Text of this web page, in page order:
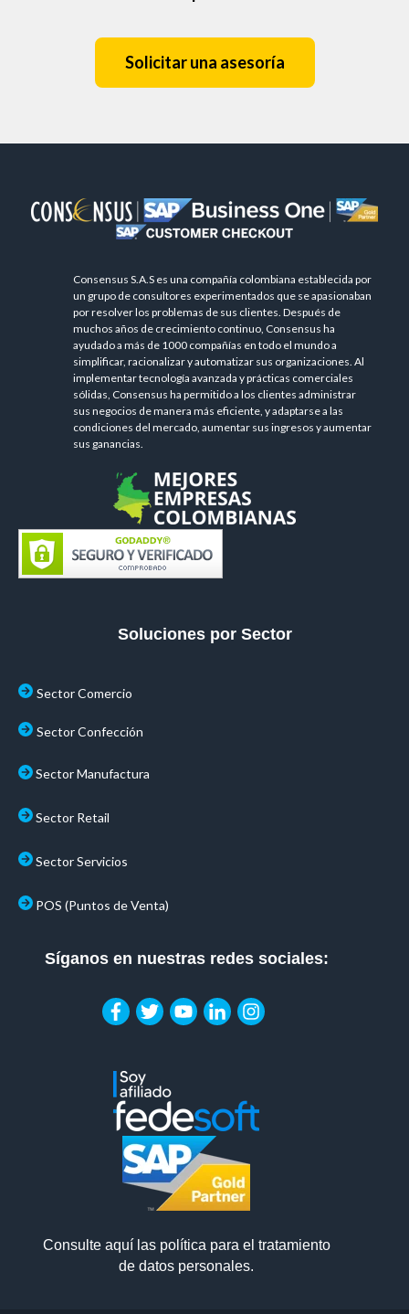
Solicitar una asesoría
Consensus S.A.S es una compañía colombiana establecida por
un grupo de consultores experimentados que se apasionaban
por resolver los problemas de sus clientes. Después de
muchos años de crecimiento continuo, Consensus ha
ayudado a más de 1000 compañías en todo el mundo a
simplificar, racionalizar y automatizar sus organizaciones. Al
implementar tecnología avanzada y prácticas comerciales
sólidas, Consensus ha permitido a los clientes administrar
sus negocios de manera más eficiente, y adaptarse a las
condiciones del mercado, aumentar sus ingresos y aumentar
sus ganancias.
Soluciones por Sector
Sector Comercio
Sector Confección
Sector Manufactura
Sector Retail
Sector Servicios
POS (Puntos de Venta)
Síganos en nuestras redes sociales:
Consulte aquí las política para el tratamiento
de datos personales.